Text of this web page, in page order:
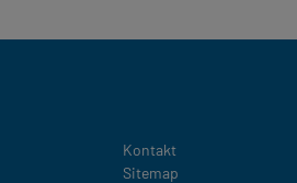
Legal
Kontakt
Sitemap